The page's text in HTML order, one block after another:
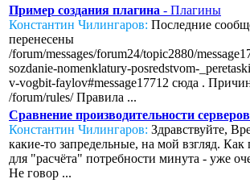
Пример создания плагина - Плагины
Константин Чилингаров: Последние
перенесены
/forum/messages/forum24/topic2880/
sozdanie-nomenklatury-posredstvom-
v-vogbit-faylov#message17712 сюда .
/forum/rules/ Правила ...
Сравнение производительности серверов
Константин Чилингаров: Здравствуйте,
какие-то запредельные, на мой взгляд. Как
для "расчёта" потребности минута - уже
Не говор ...